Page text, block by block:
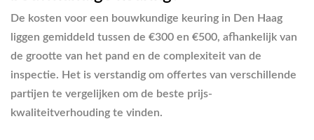
De kosten voor een bouwkundige keuring in Den Haag
liggen gemiddeld tussen de €300 en €500, afhankelijk van
de grootte van het pand en de complexiteit van de
inspectie. Het is verstandig om offertes van verschillende
partijen te vergelijken om de beste prijs-
kwaliteitverhouding te vinden.